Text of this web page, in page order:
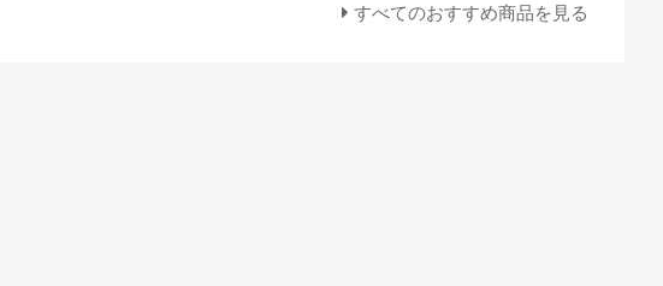
すべてのおすすめ商品を見る